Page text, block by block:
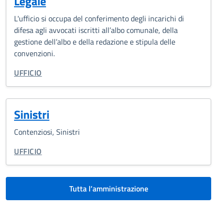
L'ufficio si occupa del conferimento degli incarichi di
difesa agli avvocati iscritti all’albo comunale, della
gestione dell’albo e della redazione e stipula delle
convenzioni.
TIPO DI ORGANIZZAZIONE:
UFFICIO
Sinistri
Contenziosi, Sinistri
TIPO DI ORGANIZZAZIONE:
UFFICIO
Tutta l’amministrazione